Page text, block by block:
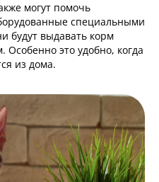
могут помочь
специальными
будут выдавать корм
Особенно это удобно, когда
из дома.